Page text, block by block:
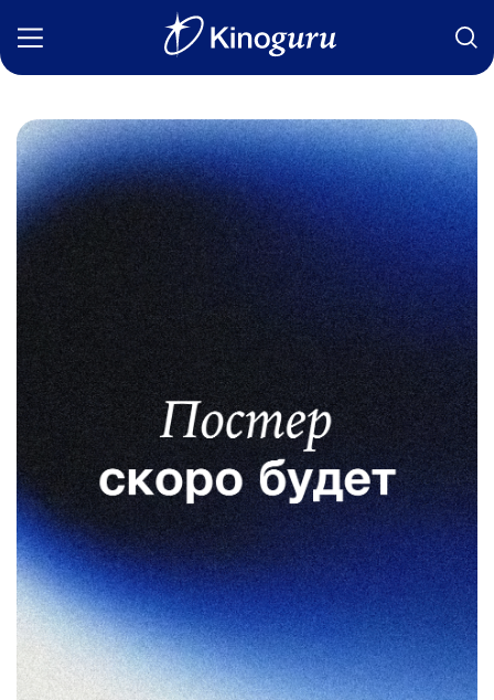
Фильмы
Статьи
Сериалы
Новости
Подборки
Рецензии
О нас
Авторы